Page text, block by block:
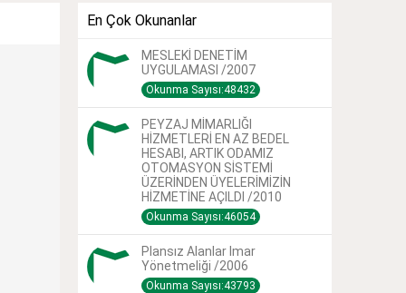
En Çok Okunanlar
MESLEKİ DENETİM
UYGULAMASI /2007
Okunma Sayısı:48432
PEYZAJ MİMARLIĞI
HİZMETLERİ EN AZ BEDEL
HESABI, ARTIK ODAMIZ
OTOMASYON SİSTEMİ
ÜZERİNDEN ÜYELERİMİZİN
HİZMETİNE AÇILDI /2010
Okunma Sayısı:46054
Plansız Alanlar Imar
Yönetmeliği /2006
Okunma Sayısı:43793